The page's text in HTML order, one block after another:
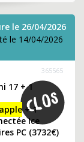
le 26/04/2026
le 14/04/2026
365565
17 + 1
apple+ 1
Ice
PC (3732€)